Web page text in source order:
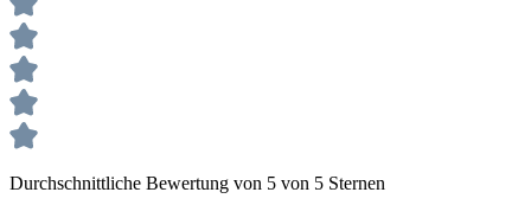
Durchschnittliche Bewertung von 5 von 5 Sternen